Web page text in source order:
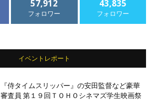
57,912
フォロワー
43,835
フォロワー
イベントレポート
『侍タイムスリッパー』の安田監督など豪華
審査員 第１９回ＴＯＨＯシネマズ学生映画祭